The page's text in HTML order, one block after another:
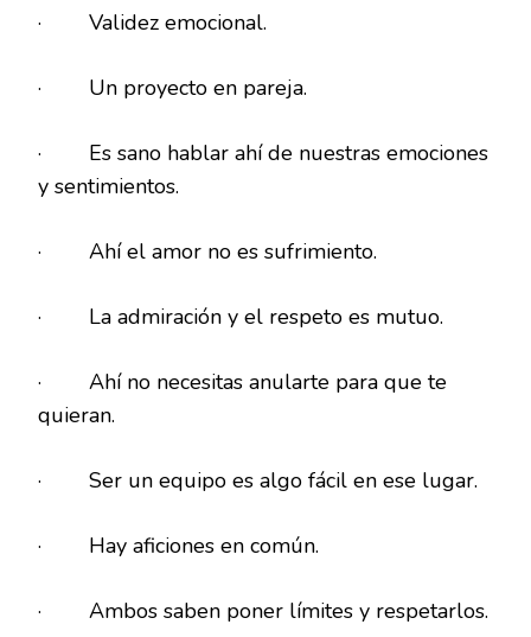
· Validez emocional.
· Un proyecto en pareja.
· Es sano hablar ahí de nuestras emociones
y sentimientos.
· Ahí el amor no es sufrimiento.
· La admiración y el respeto es mutuo.
· Ahí no necesitas anularte para que te
quieran.
· Ser un equipo es algo fácil en ese lugar.
· Hay aficiones en común.
· Ambos saben poner límites y respetarlos.